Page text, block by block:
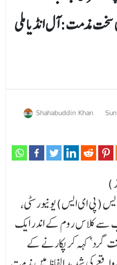
مذمت: آل انڈیا ملی
Shahabuddin Khan
(پی ای ایس) یونیورسٹی،
سے کلا س روم کے اندر ایک
گرد‘ کہہ کر پکارنے کے